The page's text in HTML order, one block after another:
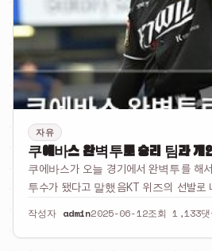
자유
쿠에바스 완벽투로 승리 팀과 개
쿠에바스가 오늘 경기에서 완벽투를 해
투수가 됐다고 말했음KT 위즈의 선발로
승리 투수가 되…
작성자 admin2025-06-12조회 1,133